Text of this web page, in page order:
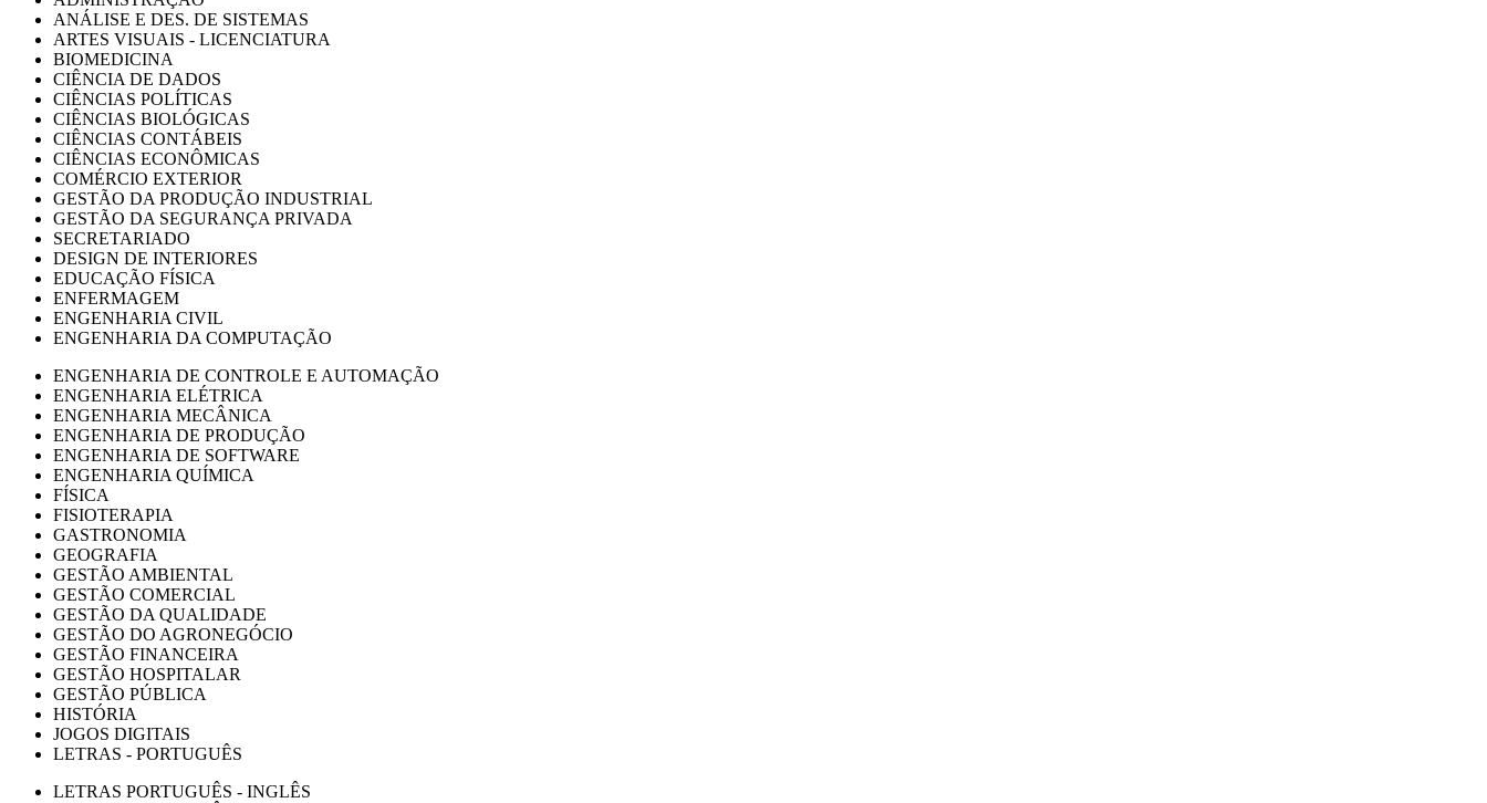
ANÁLISE E DES. DE SISTEMAS
ARTES VISUAIS - LICENCIATURA
BIOMEDICINA
CIÊNCIA DE DADOS
CIÊNCIAS POLÍTICAS
CIÊNCIAS BIOLÓGICAS
CIÊNCIAS CONTÁBEIS
CIÊNCIAS ECONÔMICAS
COMÉRCIO EXTERIOR
GESTÃO DA PRODUÇÃO INDUSTRIAL
GESTÃO DA SEGURANÇA PRIVADA
SECRETARIADO
DESIGN DE INTERIORES
EDUCAÇÃO FÍSICA
ENFERMAGEM
ENGENHARIA CIVIL
ENGENHARIA DA COMPUTAÇÃO
ENGENHARIA DE CONTROLE E AUTOMAÇÃO
ENGENHARIA ELÉTRICA
ENGENHARIA MECÂNICA
ENGENHARIA DE PRODUÇÃO
ENGENHARIA DE SOFTWARE
ENGENHARIA QUÍMICA
FÍSICA
FISIOTERAPIA
GASTRONOMIA
GEOGRAFIA
GESTÃO AMBIENTAL
GESTÃO COMERCIAL
GESTÃO DA QUALIDADE
GESTÃO DO AGRONEGÓCIO
GESTÃO FINANCEIRA
GESTÃO HOSPITALAR
GESTÃO PÚBLICA
HISTÓRIA
JOGOS DIGITAIS
LETRAS - PORTUGUÊS
LETRAS PORTUGUÊS - INGLÊS